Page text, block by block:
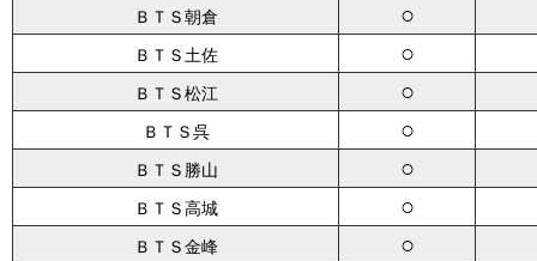
ＢＴＳ朝倉 ○
ＢＴＳ土佐 ○
ＢＴＳ松江 ○
ＢＴＳ呉 ○
ＢＴＳ勝山 ○
ＢＴＳ高城 ○
ＢＴＳ金峰 ○